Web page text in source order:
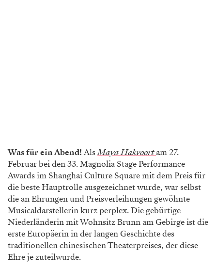
Was für ein Abend!AlsMaya Hakvoortam 27.
Februar bei den 33. Magnolia Stage Performance
Awards im Shanghai Culture Square mit dem Preis für
die beste Hauptrolle ausgezeichnet wurde, war selbst
die an Ehrungen und Preisverleihungen gewöhnte
Musicaldarstellerin kurz perplex. Die gebürtige
Niederländerin mit Wohnsitz Brunn am Gebirge ist die
erste Europäerin in der langen Geschichte des
traditionellen chinesischen Theaterpreises, der diese
Ehre je zuteilwurde.